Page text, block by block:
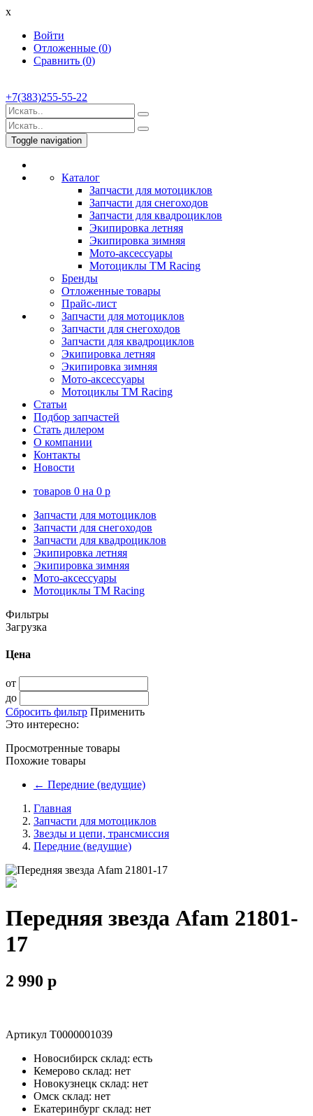
x
Войти
Отложенные (0)
Сравнить (0)
+7(383)255-55-22
Toggle navigation
Каталог
Запчасти для мотоциклов
Запчасти для снегоходов
Запчасти для квадроциклов
Экипировка летняя
Экипировка зимняя
Мото-аксессуары
Мотоциклы TM Racing
Бренды
Отложенные товары
Прайс-лист
Запчасти для мотоциклов
Запчасти для снегоходов
Запчасти для квадроциклов
Экипировка летняя
Экипировка зимняя
Мото-аксессуары
Мотоциклы TM Racing
Статьи
Подбор запчастей
Стать дилером
О компании
Контакты
Новости
товаров 0 на 0 p
Запчасти для мотоциклов
Запчасти для снегоходов
Запчасти для квадроциклов
Экипировка летняя
Экипировка зимняя
Мото-аксессуары
Мотоциклы TM Racing
Фильтры
Загрузка
Цена
от
до
Сбросить фильтр Применить
Это интересно:
Просмотренные товары
Похожие товары
← Передние (ведущие)
Главная
Запчасти для мотоциклов
Звезды и цепи, трансмиссия
Передние (ведущие)
Передняя звезда Afam 21801-
17
2 990 p
Артикул Т0000001039
Новосибирск склад: есть
Кемерово склад: нет
Новокузнецк склад: нет
Омск склад: нет
Екатеринбург склад: нет